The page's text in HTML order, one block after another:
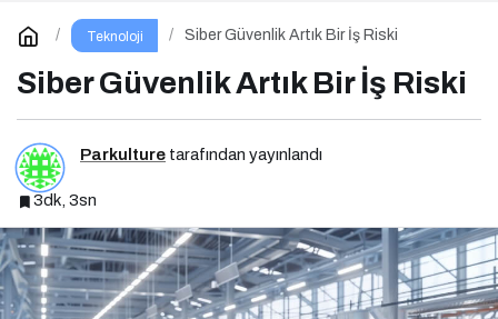
Teknoloji Siber Güvenlik Artık Bir İş Riski
Siber Güvenlik Artık Bir İş Riski
Parkulture tarafından yayınlandı
3dk, 3sn